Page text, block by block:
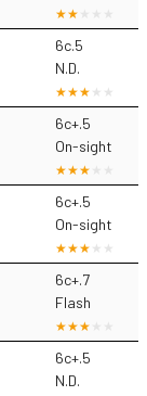
6c.5
N.D.
6c+.5
On-sight
6c+.5
On-sight
6c+.7
Flash
6c+.5
N.D.